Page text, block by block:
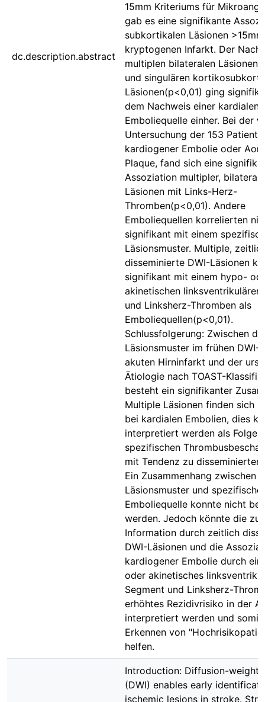
dc.description.abstract
15mm Kriteriums für
gab es eine signifikante
subkortikalen Läsionen
kryptogenen Infarkt. Der
multiplen bilateralen
und singulären
Läsionen(p<0,01) ging
dem Nachweis einer kardialen
Emboliequelle einher. Bei der
Untersuchung der 153
kardiogener Embolie oder
Plaque, fand sich eine
Assoziation multipler,
Läsionen mit Links-Herz-
Thromben(p<0,01). Andere
Emboliequellen korrelierten
signifikant mit einem
Läsionsmuster. Multiple,
disseminierte DWI-Läsionen
signifikant mit einem hypo-
akinetischen linksventrikulären
und Linksherz-Thromben als
Emboliequellen(p<0,01).
Schlussfolgerung: Zwischen
Läsionsmuster im frühen DWI-
akuten Hirninfarkt und der
Ätiologie nach TOAST-
besteht ein signifikanter
Multiple Läsionen finden sich
bei kardialen Embolien, dies
interpretiert werden als Folge
spezifischen
mit Tendenz zu disseminierten
Ein Zusammenhang zwischen
Läsionsmuster und spezifischer
Emboliequelle konnte nicht
werden. Jedoch könnte die
Information durch zeitlich
DWI-Läsionen und die
kardiogener Embolie durch
oder akinetisches
Segment und Linksherz-
erhöhtes Rezidivrisiko in der
interpretiert werden und somit
Erkennen von
helfen.
Introduction: Diffusion-
(DWI) enables early
ischemic lesions in stroke.